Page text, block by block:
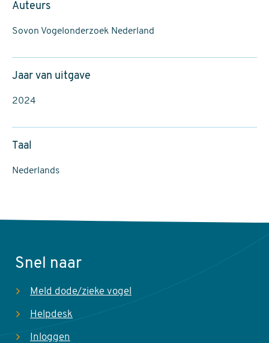
Auteurs
Sovon Vogelonderzoek Nederland
Jaar van uitgave
2024
Taal
Nederlands
Snel naar
Meld dode/zieke vogel
Helpdesk
Inloggen